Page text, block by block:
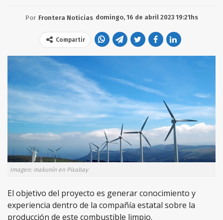
Por Frontera Noticias domingo, 16 de abril 2023 19:21hs
Compartir
Imagen: makunin en Pixabay
El objetivo del proyecto es generar conocimiento y
experiencia dentro de la compañía estatal sobre la
producción de este combustible limpio.